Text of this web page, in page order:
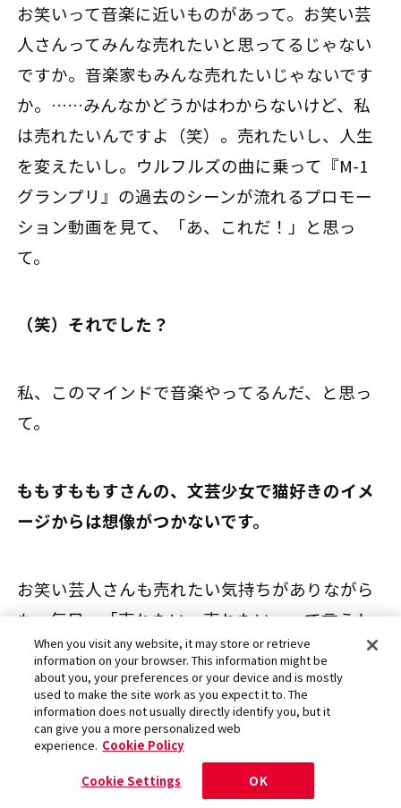
お笑いって音楽に近いものがあって。お笑い芸
人さんってみんな売れたいと思ってるじゃない
ですか。音楽家もみんな売れたいじゃないです
か。……みんなかどうかはわからないけど、私
は売れたいんですよ（笑）。売れたいし、人生
を変えたいし。ウルフルズの曲に乗って『M-1
グランプリ』の過去のシーンが流れるプロモー
ション動画を見て、「あ、これだ！」と思っ
て。
――（笑）それでした？
私、このマインドで音楽やってるんだ、と思っ
て。
――ももすももすさんの、文芸少女で猫好きのイメ
ージからは想像がつかないです。
お笑い芸人さんも売れたい気持ちがありながら
も、毎日、「売れたい、売れたい」って言うわ
けじゃないし、売れなくても明るく頑張ってい
る方が多いじゃないですか。そこをすごく見習
いたいなと思って。かなり影響を受けてます。
――芸人同様、心のなかではいつか天下を取るって
When you visit any website, it may store or retrieve
information on your browser. This information might be
about you, your preferences or your device and is mostly
used to make the site work as you expect it to. The
information does not usually directly identify you, but it
can give you a more personalized web
experience. Cookie Policy
Cookie Settings OK